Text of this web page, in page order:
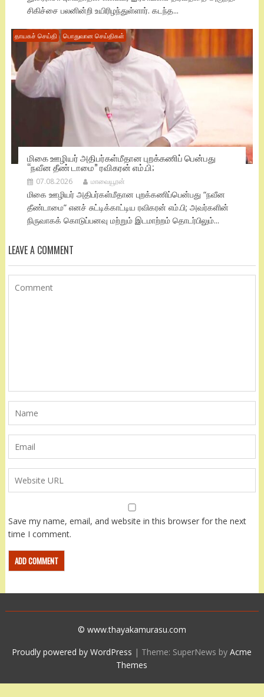
சிகிச்சை பலனின்றி உயிரிழந்துள்ளார். கடந்த...
தாயகச் செய்தி பொதுவான செய்திகள்
மிகை ஊழியர் அதிபர்கள்மீதான புறக்கணிப் பென்பது
“நவீன தீண் டாமை” ரவிகரன் எம்.பி;
07.08.2026 மாவையூரன்
மிகை ஊழியர் அதிபர்கள்மீதான புறக்கணிப்பென்பது “நவீன
தீண்டாமை” எனச் சுட்டிக்காட்டிய ரவிகரன் எம்.பி; அவர்களின்
நிருவாகக் கொடுப்பனவு மற்றும் இடமாற்றம் தொடர்பிலும்...
LEAVE A COMMENT
Save my name, email, and website in this browser for the next
time I comment.
© www.thayakamurasu.com
Proudly powered by WordPress | Theme: SuperNews byAcme
Themes